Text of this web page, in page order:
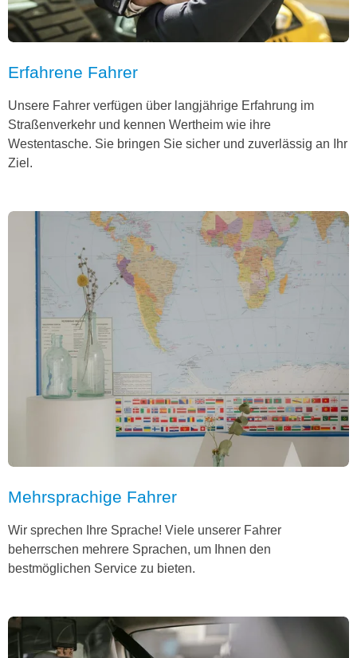
Erfahrene Fahrer
Unsere Fahrer verfügen über langjährige Erfahrung im
Straßenverkehr und kennen Wertheim wie ihre
Westentasche. Sie bringen Sie sicher und zuverlässig an Ihr
Ziel.
Mehrsprachige Fahrer
Wir sprechen Ihre Sprache! Viele unserer Fahrer
beherrschen mehrere Sprachen, um Ihnen den
bestmöglichen Service zu bieten.